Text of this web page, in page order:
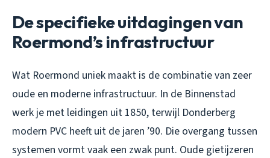
De specifieke uitdagingen van
Roermond’s infrastructuur
Wat Roermond uniek maakt is de combinatie van zeer
oude en moderne infrastructuur. In de Binnenstad
werk je met leidingen uit 1850, terwijl Donderberg
modern PVC heeft uit de jaren ’90. Die overgang tussen
systemen vormt vaak een zwak punt. Oude gietijzeren